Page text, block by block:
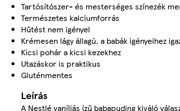
Tartósítószer- és mesterséges színezék
Természetes kalciumforrás
Hűtést nem igényel
Krémesen lágy állagú, a babák igényeihez
Kicsi pohár a kicsi kezekhez
Utazáskor is praktikus
Gluténmentes
Leírás
A Nestlé vaníliás ízű babapuding kiváló